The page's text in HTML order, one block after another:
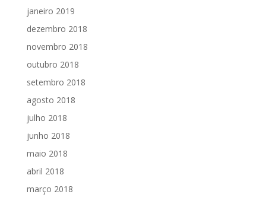
janeiro 2019
dezembro 2018
novembro 2018
outubro 2018
setembro 2018
agosto 2018
julho 2018
junho 2018
maio 2018
abril 2018
março 2018